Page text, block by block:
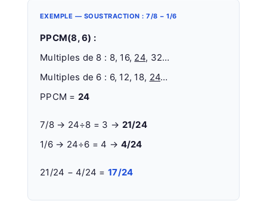
EXEMPLE — SOUSTRACTION : 7/8 − 1/6
PPCM(8, 6) :
Multiples de 8 : 8, 16, 24, 32…
Multiples de 6 : 6, 12, 18, 24…
PPCM = 24
7/8 → 24÷8 = 3 → 21/24
1/6 → 24÷6 = 4 → 4/24
21/24 − 4/24 =17/24